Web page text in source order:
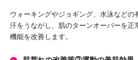
ウォーキングやジョギング、水泳などの
汗をうながし、肌のターンオーバーを正
機能を改善します。